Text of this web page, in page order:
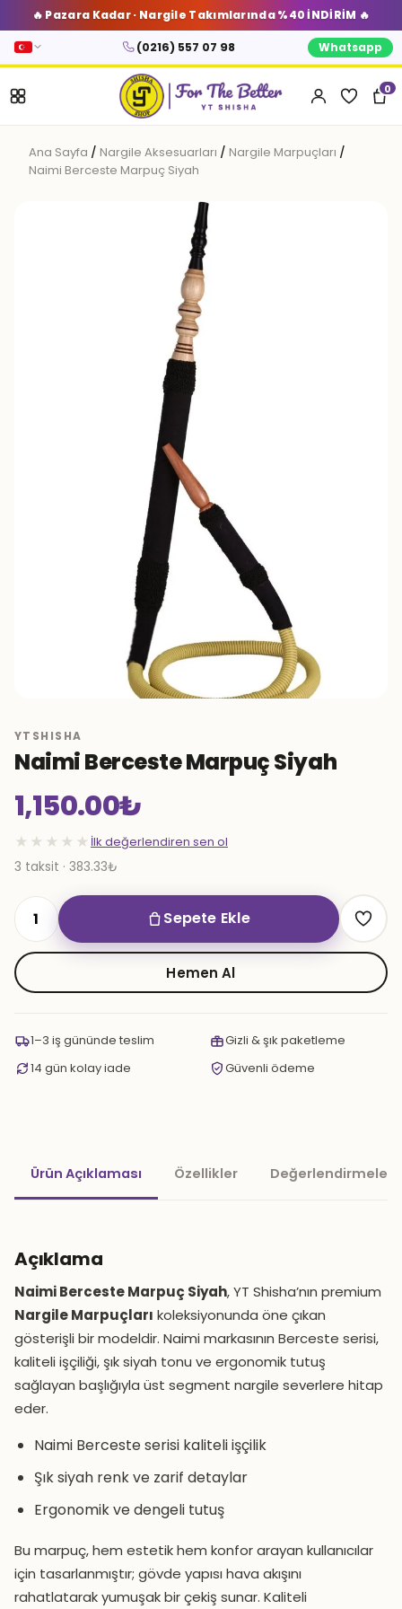
🔥 Pazara Kadar · Nargile Takımlarında %40 İNDİRİM 🔥
(0216) 557 07 98 Whatsapp
0
Ana Sayfa / Nargile Aksesuarları / Nargile Marpuçları /
Naimi Berceste Marpuç Siyah
YTSHISHA
Naimi Berceste Marpuç Siyah
1,150.00₺
★★★★★ İlk değerlendiren sen ol
3 taksit · 383.33₺
Naimi
Berceste
Marpuç
Siyah
Sepete Ekle
Hemen Al
1–3 iş gününde teslim
Gizli & şık paketleme
14 gün kolay iade
Güvenli ödeme
Ürün Açıklaması Özellikler Değerlendirmeler
Açıklama
Naimi Berceste Marpuç Siyah, YT Shisha’nın premium
Nargile Marpuçları koleksiyonunda öne çıkan
gösterişli bir modeldir. Naimi markasının Berceste serisi,
kaliteli işçiliği, şık siyah tonu ve ergonomik tutuş
sağlayan başlığıyla üst segment nargile severlere hitap
eder.
Naimi Berceste serisi kaliteli işçilik
Şık siyah renk ve zarif detaylar
Ergonomik ve dengeli tutuş
Bu marpuç, hem estetik hem konfor arayan kullanıcılar
için tasarlanmıştır; gövde yapısı hava akışını
rahatlatarak yumuşak bir çekiş sunar. Kaliteli